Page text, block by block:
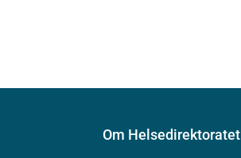
Om Helsedirektoratet